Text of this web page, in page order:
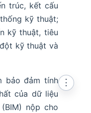
trúc, kết cấu
kỹ thuật;
kỹ thuật, tiêu
kỹ thuật và
bảo đảm tính
của dữ liệu
nộp cho
⋮